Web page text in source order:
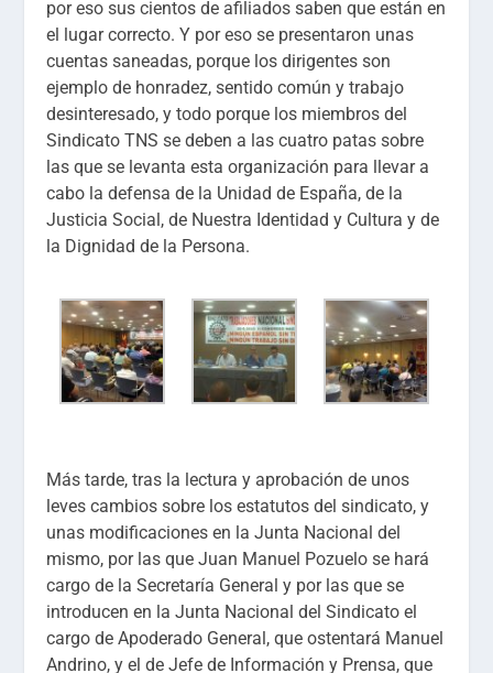
por eso sus cientos de afiliados saben que están en
el lugar correcto. Y por eso se presentaron unas
cuentas saneadas, porque los dirigentes son
ejemplo de honradez, sentido común y trabajo
desinteresado, y todo porque los miembros del
Sindicato TNS se deben a las cuatro patas sobre
las que se levanta esta organización para llevar a
cabo la defensa de la Unidad de España, de la
Justicia Social, de Nuestra Identidad y Cultura y de
la Dignidad de la Persona.
Más tarde, tras la lectura y aprobación de unos
leves cambios sobre los estatutos del sindicato, y
unas modificaciones en la Junta Nacional del
mismo, por las que Juan Manuel Pozuelo se hará
cargo de la Secretaría General y por las que se
introducen en la Junta Nacional del Sindicato el
cargo de Apoderado General, que ostentará Manuel
Andrino, y el de Jefe de Información y Prensa, que